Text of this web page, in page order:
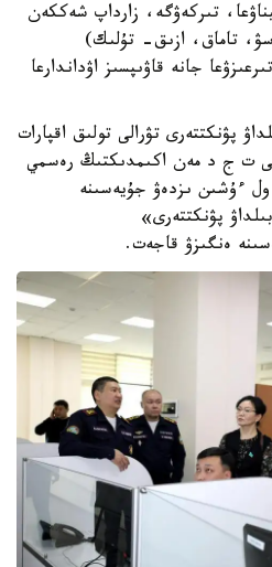
تىركەۋگە، زارداپ شەككەن
تاماق، ازىق- تۇلىك)
جانە قاۋىپسىز اۋداندارعا
پۋنكتتەرى تۋرالى تولىق اقپارات
ت ج د مەن اكىمدىكتىڭ رەسمي
ول ءۇشىن ىزدەۋ جۇيەسىنە
پۋنكتتەرى»
ەنگىزۋ قاجەت.